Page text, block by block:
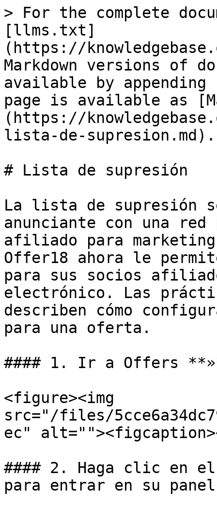
> For the complete
[llms.txt]
(https://
Markdown versions of
available by
page is available as
(https://
lista-de-supresion.md).
# Lista de supresión
La lista de supresión
anunciante con una
afiliado para
Offer18 ahora le
para sus socios
electrónico. Las
describen cómo
para una oferta.
#### 1. Ir a Offers
<figure><img
src="/files/
ec"
#### 2. Haga clic en
para entrar en su